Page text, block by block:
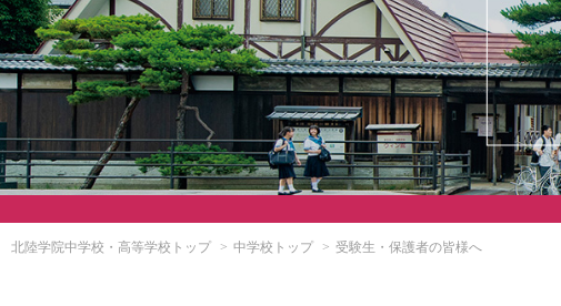
北陸学院中学校・高等学校トップ 中学校トップ 受験生・保護者の皆様へ